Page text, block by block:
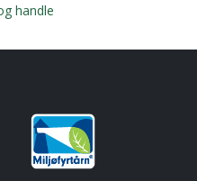
handle